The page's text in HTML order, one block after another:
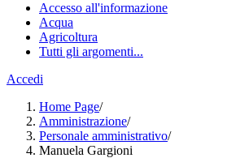
Accesso all'informazione
Acqua
Agricoltura
Tutti gli argomenti...
Accedi
Home Page/
Amministrazione/
Personale amministrativo/
Manuela Gargioni